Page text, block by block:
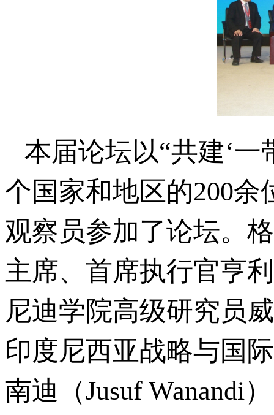
本届论坛以“共建‘
个国家和地区的200余
观察员参加了论坛。
主席、首席执行官亨
尼迪学院高级研究员
印度尼西亚战略与国
南迪（Jusuf Wanandi